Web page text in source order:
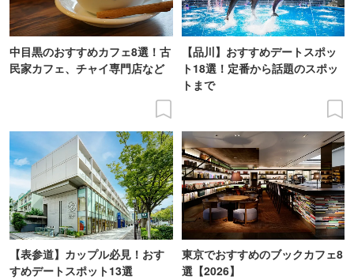
中目黒のおすすめカフェ8選！古
民家カフェ、チャイ専門店など
【品川】おすすめデートスポッ
ト18選！定番から話題のスポッ
トまで
【表参道】カップル必見！おす
すめデートスポット13選
東京でおすすめのブックカフェ8
選【2026】